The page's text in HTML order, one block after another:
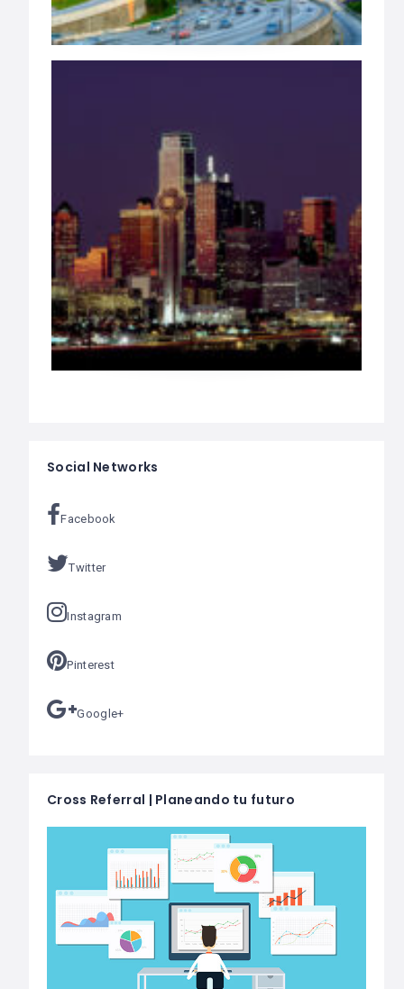
Social Networks
Facebook
Twitter
Instagram
Pinterest
Google+
Cross Referral | Planeando tu futuro